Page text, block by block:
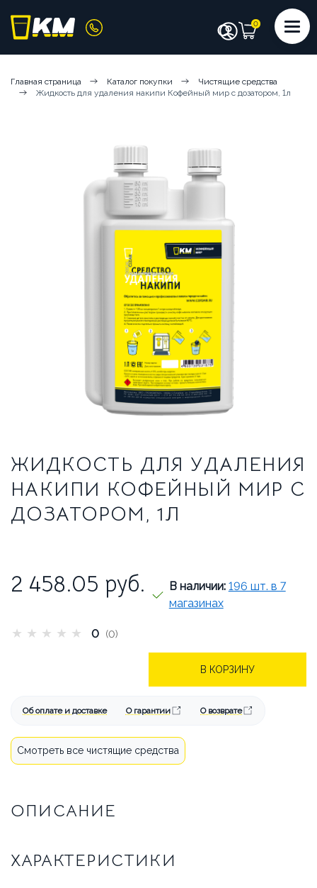
КОФЕМАШИНЫ СИРОПЫ
АКСЕССУАРЫ БАРИСТА
ПОСУДА И КРЫШКИ ЧАЙ
АРЕНДА КОФЕМАШИН
КОФЕМАШИНЫ НА СУХИХ ИНГРЕДИЕНТАХ
КОФЕМАШИНЫ НА ЦЕЛЬНОМ МОЛОКЕ
ТРАДИЦИОННЫЕ ЭСПРЕССО-МАШИНЫ
СЕРВИСНЫЙ ЦЕНТР
ВВОД В ЭКСПЛУАТАЦИЮ
БРЕНДЫ
АКЦИИ
ОПЛАТА И ДОСТАВКА
КАК СДЕЛАТЬ ЗАКАЗ
ОТВЕЧАЕМ НА ВОПРОСЫ
КОНТАКТЫ
Главная страница Каталог покупки
Чистящие средства
Жидкость для удаления накипи Кофейный мир с дозатором, 1л
ЖИДКОСТЬ ДЛЯ УДАЛЕНИЯ
НАКИПИ КОФЕЙНЫЙ МИР С
ДОЗАТОРОМ, 1Л
2 458.05 руб. В наличии: 196 шт. в 7
магазинах
★ ★ ★ ★ ★ 0 (0)
В КОРЗИНУ
Об оплате и доставке О гарантии О возврате
Смотреть все чистящие средства
ОПИСАНИЕ
ХАРАКТЕРИСТИКИ